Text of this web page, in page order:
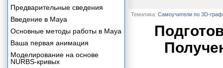
Тематика: Самоучители по 3D-
Предварительные сведения
Введение в Maya
Основные методы работы в Maya
Ваша первая анимация
Моделирование на основе
NURBS-кривых